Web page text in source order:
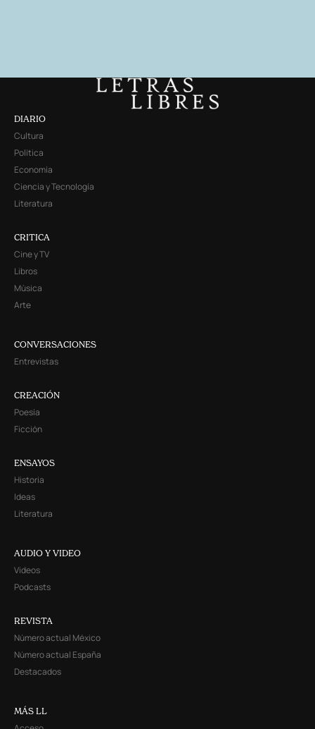
DIARIO
Cultura
Política
Economía
Ciencia y Tecnología
Literatura
CRITICA
Cine y TV
Libros
Música
Arte
CONVERSACIONES
Entrevistas
CREACIÓN
Poesía
Ficción
ENSAYOS
Historia
Ideas
Literatura
AUDIO Y VIDEO
Videos
Podcasts
REVISTA
Número actual México
Número actual España
Destacados
MÁS LL